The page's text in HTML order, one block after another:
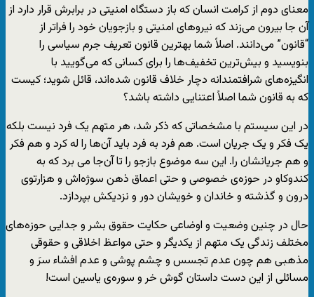
معنای دوم از کرامت انسان که باز دستگاه امنیتی در برابرش قرار دارد از
آن جا بیرون می‌زند که نیروهای امنیتی و بازجویان خود را فراتر از
“قانون” می‌دانند. اصلاً شما بهترین قانون تعریف جرم سیاسی را
بنویسید و بیش‌ترین تخفیف‌ها را برای کسانی که می‌گویید با
انگیزه‌های شرافتمندانه دچار خلاف قانون شده‌اند، قائل شوید؛ کیست
که به قانون شما اصلاً اعتنایی داشته باشد؟
در این سیستم با مشخصاتی که ذکر شد، هر متهم یک فرد نیست بلکه
یک فکر و یک جریان است. هم فرد به فرد باید آن‌ها را له کرد و هم فکر
و هم جریانشان را. این سه موضوع بازجو را تا آن‌جا می برد که به
کندوکاو در حوزه‌ی خصوصی و حتی اعماق ذهن سوژه‌اش و هزارتوی
درون و گذشته و خاندان و خویشان دور و نزدیکش بپردازد.
حال در چنین وضعیت و اوضاعی حکایت حقوق بشر و جدایی حوزه‌های
مختلف زندگی یک متهم از یکدیگر و حتی مواعظ اخلاقی و حقوقی
مذهبی هم چون عدم تجسس و چشم پوشی و عدم افشاء سرَ و
مسائلی از این دست داستان گوش خر و سوره‌ی یاسین است!